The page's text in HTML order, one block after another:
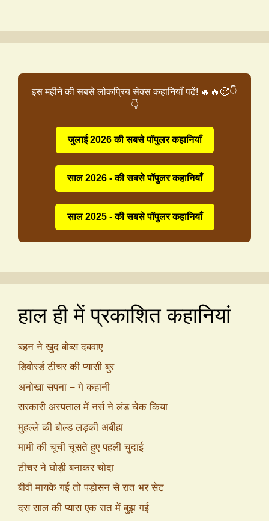
इस महीने की सबसे लोकप्रिय सेक्स कहानियाँ पढ़ें! 🔥🔥🥵👇
👇
जुलाई 2026 की सबसे पॉपुलर कहानियाँ
साल 2026 - की सबसे पॉपुलर कहानियाँ
साल 2025 - की सबसे पॉपुलर कहानियाँ
हाल ही में प्रकाशित कहानियां
बहन ने खुद बोब्स दबवाए
डिवोर्स्ड टीचर की प्यासी बुर
अनोखा सपना – गे कहानी
सरकारी अस्पताल में नर्स ने लंड चेक किया
मुहल्ले की बोल्ड लड़की अबीहा
मामी की चूची चूसते हुए पहली चुदाई
टीचर ने घोड़ी बनाकर चोदा
बीवी मायके गई तो पड़ोसन से रात भर सेट
दस साल की प्यास एक रात में बुझ गई